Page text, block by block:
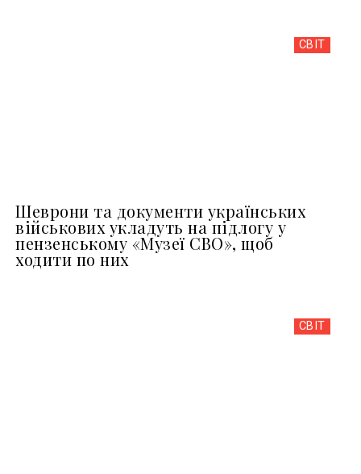
СВІТ
Шеврони та документи українських
військових укладуть на підлогу у
пензенському «Музеї СВО», щоб
ходити по них
СВІТ